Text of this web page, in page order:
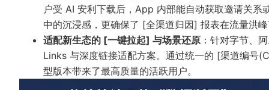
户受 AI 安利下载后，App 内部能自动获取邀请关系
中的沉浸感，更确保了 [全渠道归因] 报表在流量洪
适配新生态的 [一键拉起] 与场景还原 ：针对字节、
Links 与深度链接适配方案。通过统一的 [渠道编号
型版本带来了最高质量的活跃用户。